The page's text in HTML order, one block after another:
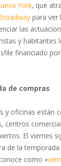
York, que
para ver
las
y habitantes
financiado
de compras
y oficinas están
centros
El viernes
de la
como «